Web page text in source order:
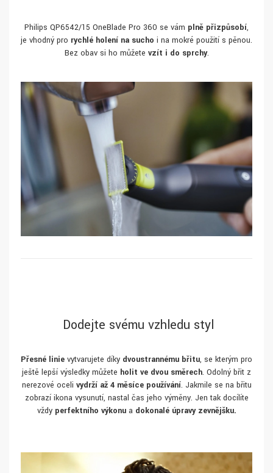
Philips QP6542/15 OneBlade Pro 360 se vám plně přizpůsobí,
je vhodný pro rychlé holení na sucho i na mokré použití s pěnou.
Bez obav si ho můžete vzít i do sprchy.
Dodejte svému vzhledu styl
Přesné linie vytvarujete díky dvoustrannému břitu, se kterým pro
ještě lepší výsledky můžete holit ve dvou směrech. Odolný břit z
nerezové oceli vydrží až 4 měsíce používání. Jakmile se na břitu
zobrazí ikona vysunutí, nastal čas jeho výměny. Jen tak docílíte
vždy perfektního výkonua dokonalé úpravy zevnějšku.